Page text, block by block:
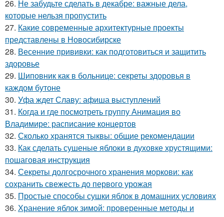
26. Не забудьте сделать в декабре: важные дела,
которые нельзя пропустить
27. Какие современные архитектурные проекты
представлены в Новосибирске
28. Весенние прививки: как подготовиться и защитить
здоровье
29. Шиповник как в больнице: секреты здоровья в
каждом бутоне
30. Уфа ждет Славу: афиша выступлений
31. Когда и где посмотреть группу Анимация во
Владимире: расписание концертов
32. Сколько хранятся тыквы: общие рекомендации
33. Как сделать сушеные яблоки в духовке хрустящими:
пошаговая инструкция
34. Секреты долгосрочного хранения моркови: как
сохранить свежесть до первого урожая
35. Простые способы сушки яблок в домашних условиях
36. Хранение яблок зимой: проверенные методы и